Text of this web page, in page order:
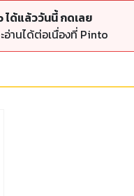
ได้แล้ววันนี้ กดเลย
านได้ต่อเนื่องที่ Pinto